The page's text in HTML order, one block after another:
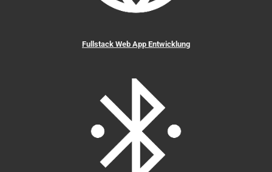
Fullstack Web App Entwicklung